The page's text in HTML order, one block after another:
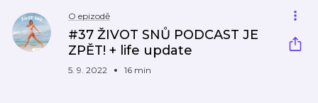
O epizodě
#37 ŽIVOT SNŮ PODCAST JE
ZPĚT! + life update
5. 9. 2022 16 min